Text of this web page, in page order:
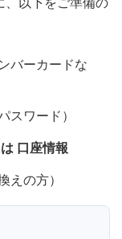
バーカードな
スワード）
口座情報
えの方）